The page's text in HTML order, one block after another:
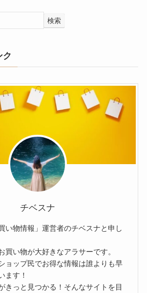
検索
ク
チベスナ
い物情報」運営者のチベスナと申し
買い物が大好きなアラサーです。
ョップ民でお得な情報は誰よりも早
ます！
きっと見つかる！そんなサイトを目